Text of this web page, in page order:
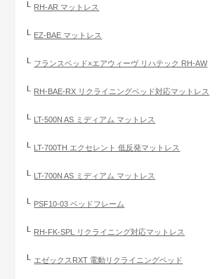
RH-AR マットレス
EZ-BAE マットレス
フランスベッド×エアウィーヴ リハテック RH-AW
RH-BAE-RX リクライニングベッド対応マットレス
LT-500N AS ミディアム マットレス
LT-700TH エクセレント 低反発マットレス
LT-700N AS ミディアム マットレス
PSF10-03 ベッドフレーム
RH-FK-SPL リクライニング対応マットレス
エゼックスRXT 電動リクライニングベッド